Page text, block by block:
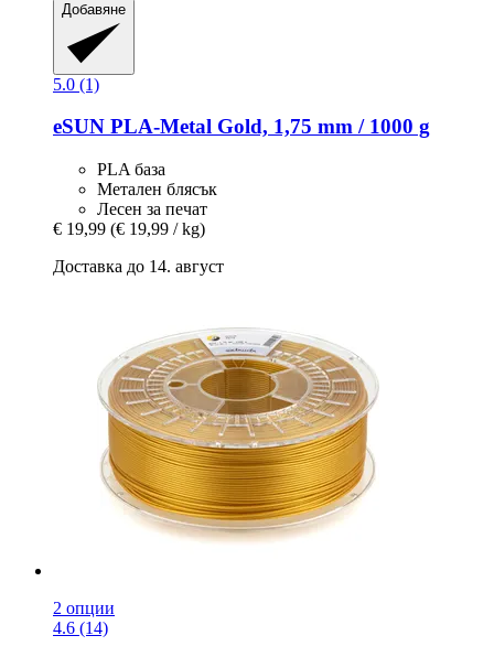
Добавяне
5.0 (1)
eSUN PLA-​Metal Gold, 1,75 mm / 1000 g
PLA база
Метален блясък
Лесен за печат
€ 19,99 (€ 19,99 / kg)
Доставка до 14. август
2 опции
4.6 (14)